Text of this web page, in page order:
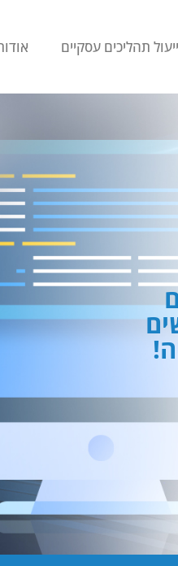
ייעול תהליכים עסקיים